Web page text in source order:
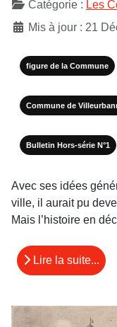
Catégorie : Les
Mis à jour : 21
figure de la Commune
Commune de
Bulletin Hors-série N°1
Avec ses idées
ville, il aurait pu
Mais l’histoire en
Lire la suite...